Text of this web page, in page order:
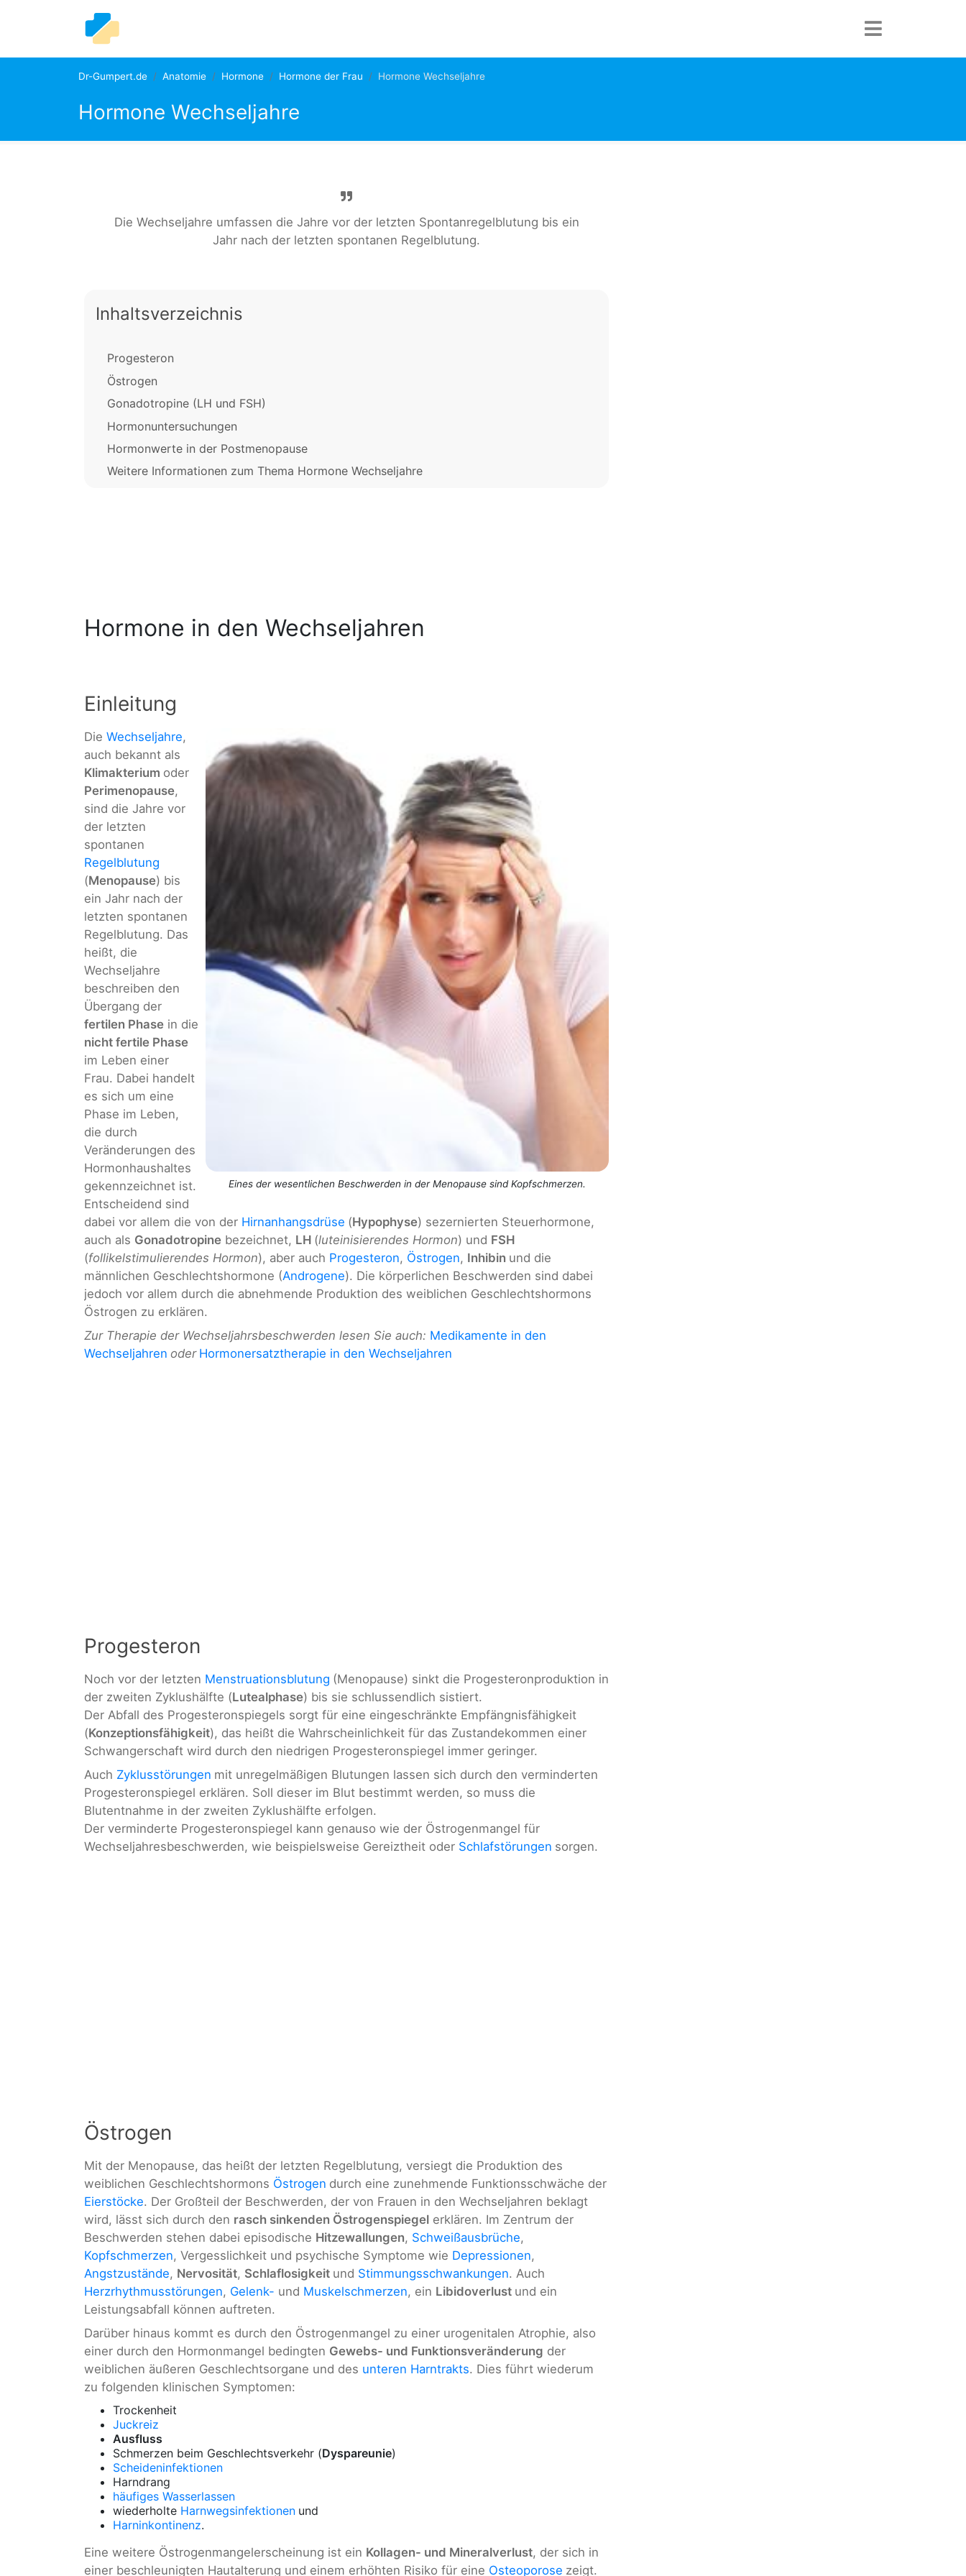
Dr-Gumpert.de Anatomie Hormone Hormone der Frau Hormone Wechseljahre
Hormone Wechseljahre
Die Wechseljahre umfassen die Jahre vor der letzten Spontanregelblutung bis ein
Jahr nach der letzten spontanen Regelblutung.
Inhaltsverzeichnis
Progesteron
Östrogen
Gonadotropine (LH und FSH)
Hormonuntersuchungen
Hormonwerte in der Postmenopause
Weitere Informationen zum Thema Hormone Wechseljahre
Hormone in den Wechseljahren
Einleitung
Eines der wesentlichen Beschwerden in der Menopause sind Kopfschmerzen.
Die Wechseljahre,
auch bekannt als
Klimakterium oder
Perimenopause,
sind die Jahre vor
der letzten
spontanen
Regelblutung
(Menopause) bis
ein Jahr nach der
letzten spontanen
Regelblutung. Das
heißt, die
Wechseljahre
beschreiben den
Übergang der
fertilen Phase in die
nicht fertile Phase
im Leben einer
Frau. Dabei handelt
es sich um eine
Phase im Leben,
die durch
Veränderungen des
Hormonhaushaltes
gekennzeichnet ist.
Entscheidend sind
dabei vor allem die von der Hirnanhangsdrüse (Hypophyse) sezernierten Steuerhormone,
auch als Gonadotropine bezeichnet, LH (luteinisierendes Hormon) und FSH
(follikelstimulierendes Hormon), aber auch Progesteron, Östrogen, Inhibin und die
männlichen Geschlechtshormone (Androgene). Die körperlichen Beschwerden sind dabei
jedoch vor allem durch die abnehmende Produktion des weiblichen Geschlechtshormons
Östrogen zu erklären.
Zur Therapie der Wechseljahrsbeschwerden lesen Sie auch: Medikamente in den
Wechseljahren oder Hormonersatztherapie in den Wechseljahren
Progesteron
Noch vor der letzten Menstruationsblutung (Menopause) sinkt die Progesteronproduktion in
der zweiten Zyklushälfte (Lutealphase) bis sie schlussendlich sistiert.
Der Abfall des Progesteronspiegels sorgt für eine eingeschränkte Empfängnisfähigkeit
(Konzeptionsfähigkeit), das heißt die Wahrscheinlichkeit für das Zustandekommen einer
Schwangerschaft wird durch den niedrigen Progesteronspiegel immer geringer.
Auch Zyklusstörungen mit unregelmäßigen Blutungen lassen sich durch den verminderten
Progesteronspiegel erklären. Soll dieser im Blut bestimmt werden, so muss die
Blutentnahme in der zweiten Zyklushälfte erfolgen.
Der verminderte Progesteronspiegel kann genauso wie der Östrogenmangel für
Wechseljahresbeschwerden, wie beispielsweise Gereiztheit oder Schlafstörungen sorgen.
Östrogen
Mit der Menopause, das heißt der letzten Regelblutung, versiegt die Produktion des
weiblichen Geschlechtshormons Östrogen durch eine zunehmende Funktionsschwäche der
Eierstöcke. Der Großteil der Beschwerden, der von Frauen in den Wechseljahren beklagt
wird, lässt sich durch den rasch sinkenden Östrogenspiegel erklären. Im Zentrum der
Beschwerden stehen dabei episodische Hitzewallungen, Schweißausbrüche,
Kopfschmerzen, Vergesslichkeit und psychische Symptome wie Depressionen,
Angstzustände, Nervosität, Schlaflosigkeit und Stimmungsschwankungen. Auch
Herzrhythmusstörungen, Gelenk- und Muskelschmerzen, ein Libidoverlust und ein
Leistungsabfall können auftreten.
Darüber hinaus kommt es durch den Östrogenmangel zu einer urogenitalen Atrophie, also
einer durch den Hormonmangel bedingten Gewebs- und Funktionsveränderung der
weiblichen äußeren Geschlechtsorgane und des unteren Harntrakts. Dies führt wiederum
zu folgenden klinischen Symptomen:
Trockenheit
Juckreiz
Ausfluss
Schmerzen beim Geschlechtsverkehr (Dyspareunie)
Scheideninfektionen
Harndrang
häufiges Wasserlassen
wiederholte Harnwegsinfektionen und
Harninkontinenz.
Eine weitere Östrogenmangelerscheinung ist ein Kollagen- und Mineralverlust, der sich in
einer beschleunigten Hautalterung und einem erhöhten Risiko für eine Osteoporose zeigt.